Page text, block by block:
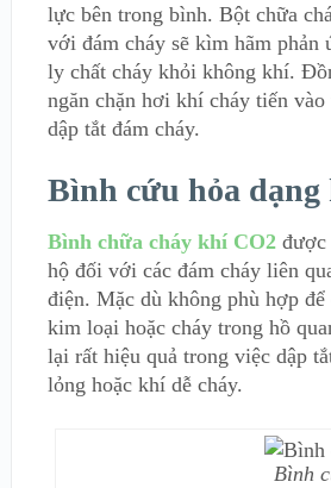
lực bên trong bình. Bột chữa
với đám cháy sẽ kìm hãm phản
ly chất cháy khỏi không khí.
ngăn chặn hơi khí cháy tiến
dập tắt đám cháy.
Bình cứu hỏa
Bình chữa cháy khí CO2được
hộ đối với các đám cháy liên
điện. Mặc dù không phù hợp để
kim loại hoặc cháy trong hồ
lại rất hiệu quả trong việc dập
lỏng hoặc khí dễ cháy.
Bình